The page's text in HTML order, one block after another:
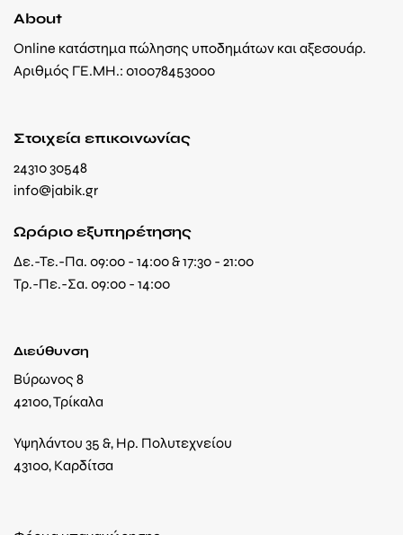
About
Online κατάστημα πώλησης υποδημάτων και αξεσουάρ.
Αριθμός ΓΕ.ΜΗ.: 010078453000
Στοιχεία επικοινωνίας
24310 30548
info@jabik.gr
Ωράριο εξυπηρέτησης
Δε.-Τε.-Πα. 09:00 - 14:00 & 17:30 - 21:00
Τρ.-Πε.-Σα. 09:00 - 14:00
Διεύθυνση
Βύρωνος 8
42100, Τρίκαλα
Υψηλάντου 35 &, Ηρ. Πολυτεχνείου
43100, Καρδίτσα